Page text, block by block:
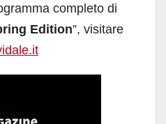
completo di
Edition”, visitare